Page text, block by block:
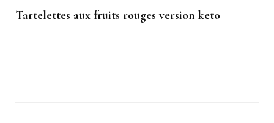
Tartelettes aux fruits rouges version keto